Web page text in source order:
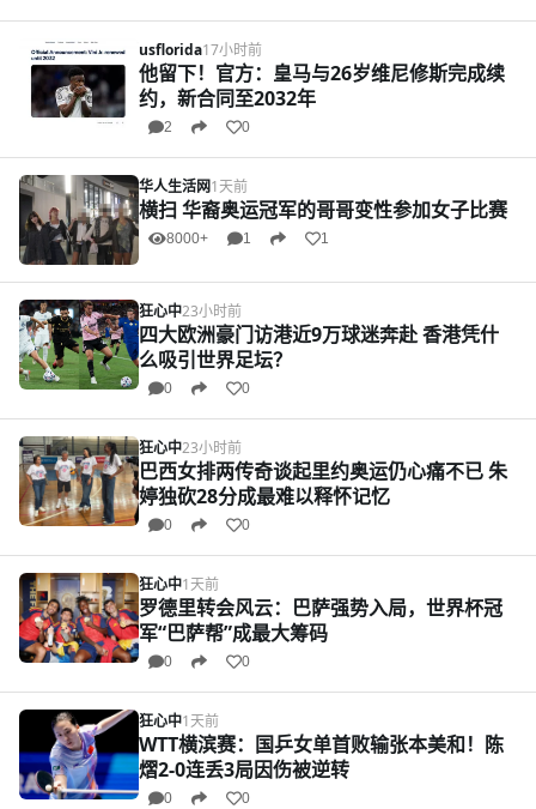
usflorida17小时前
他留下！官方：皇马与26岁维尼修斯完成续
约，新合同至2032年
2 0
华人生活网1天前
横扫 华裔奥运冠军的哥哥变性参加女子比赛
8000+ 1 1
狂心中23小时前
四大欧洲豪门访港近9万球迷奔赴 香港凭什
么吸引世界足坛？
0 0
狂心中23小时前
巴西女排两传奇谈起里约奥运仍心痛不已 朱
婷独砍28分成最难以释怀记忆
0 0
狂心中1天前
罗德里转会风云：巴萨强势入局，世界杯冠
军“巴萨帮”成最大筹码
0 0
狂心中1天前
WTT横滨赛：国乒女单首败输张本美和！陈
熠2-0连丢3局因伤被逆转
0 0